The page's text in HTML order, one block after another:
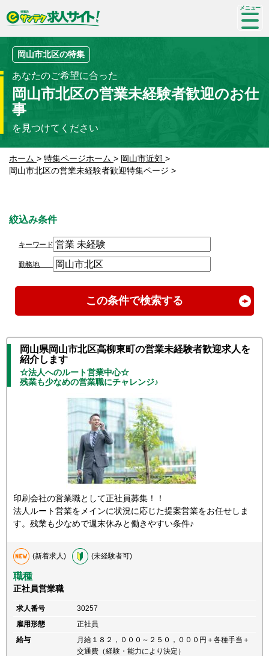
SP-
me
岡山市北区の特集
あなたのご希望に合った
岡山市北区の営業未経験者歓迎のお仕
事
を見つけてください
ホーム > 特集ページホーム > 岡山市近郊 >
岡山市北区の営業未経験者歓迎特集ページ >
絞込み条件
キーワード
勤務地
この条件で検索する
岡山県岡山市北区高柳東町の営業未経験者歓迎求人を
紹介します
☆法人へのルート営業中心☆
残業も少なめの営業職にチャレンジ♪
印刷会社の営業職として正社員募集！！
法人ルート営業をメインに状況に応じた提案営業をお任せしま
す。残業も少なめで週末休みと働きやすい条件♪
(新着求人) (未経験者可)
職種
正社員営業職
求人番号
30257
雇用形態
正社員
給与
月給１８２，０００～２５０，０００円＋各種手当＋
交通費（経験・能力により決定）